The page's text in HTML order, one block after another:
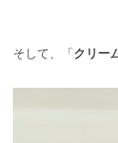
そして、「クリー